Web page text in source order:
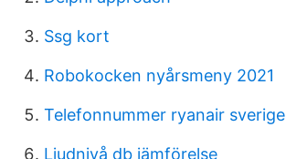
Ssg kort
Robokocken nyårsmeny 2021
Telefonnummer ryanair sverige
Ljudnivå db jämförelse